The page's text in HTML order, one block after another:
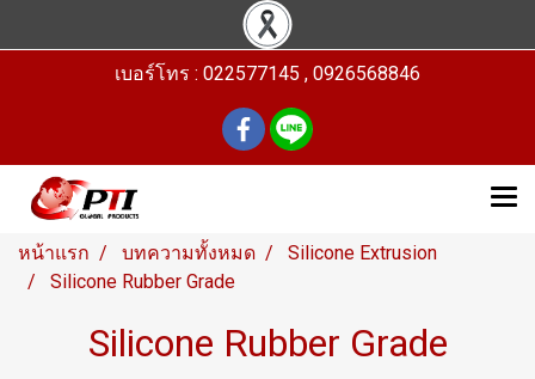
เบอร์โทร : 022577145 , 0926568846
หน้าแรก บทความทั้งหมด
Silicone Extrusion
Silicone Rubber Grade
Silicone Rubber Grade